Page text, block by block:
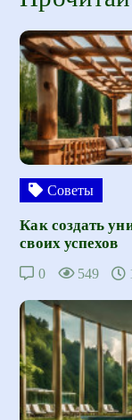
Советы
Как создать
своих успехов
0 549